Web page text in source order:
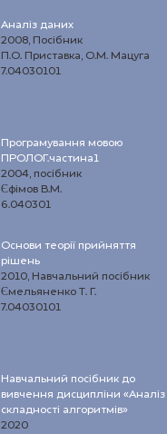
Аналіз даних
2008, Посібник
П.О. Приставка, О.М. Мацуга
7.04030101
Програмування мовою
ПРОЛОГ.частина1
2004, посібник
Єфімов В.М.
6.040301
Основи теорії прийняття
рішень
2010, Навчальний посібник
Ємельяненко Т. Г.
7.04030101
Навчальний посібник до
вивчення дисципліни «Аналіз
складності алгоритмів»
2020